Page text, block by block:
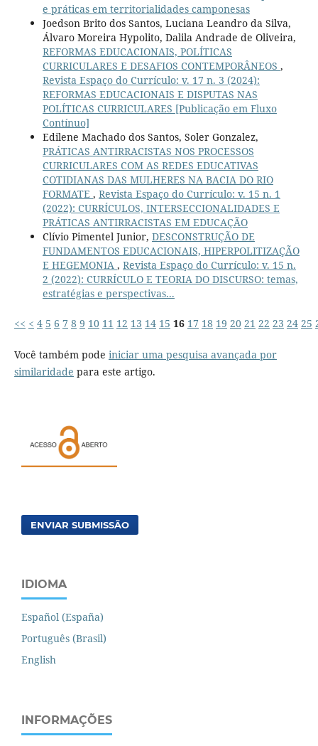
e práticas em territorialidades camponesas
Joedson Brito dos Santos, Luciana Leandro da Silva,
Álvaro Moreira Hypolito, Dalila Andrade de Oliveira,
REFORMAS EDUCACIONAIS, POLÍTICAS
CURRICULARES E DESAFIOS CONTEMPORÂNEOS ,
Revista Espaço do Currículo: v. 17 n. 3 (2024):
REFORMAS EDUCACIONAIS E DISPUTAS NAS
POLÍTICAS CURRICULARES [Publicação em Fluxo
Contínuo]
Edilene Machado dos Santos, Soler Gonzalez,
PRÁTICAS ANTIRRACISTAS NOS PROCESSOS
CURRICULARES COM AS REDES EDUCATIVAS
COTIDIANAS DAS MULHERES NA BACIA DO RIO
FORMATE , Revista Espaço do Currículo: v. 15 n. 1
(2022): CURRÍCULOS, INTERSECCIONALIDADES E
PRÁTICAS ANTIRRACISTAS EM EDUCAÇÃO
Clívio Pimentel Junior, DESCONSTRUÇÃO DE
FUNDAMENTOS EDUCACIONAIS, HIPERPOLITIZAÇÃO
E HEGEMONIA , Revista Espaço do Currículo: v. 15 n.
2 (2022): CURRÍCULO E TEORIA DO DISCURSO: temas,
estratégias e perspectivas...
<< < 4 5 6 7 8 9 10 11 12 13 14 15 16 17 18 19 20 21 22 23 24 25
Você também pode iniciar uma pesquisa avançada por
similaridade para este artigo.
ENVIAR SUBMISSÃO
IDIOMA
Español (España)
Português (Brasil)
English
INFORMAÇÕES